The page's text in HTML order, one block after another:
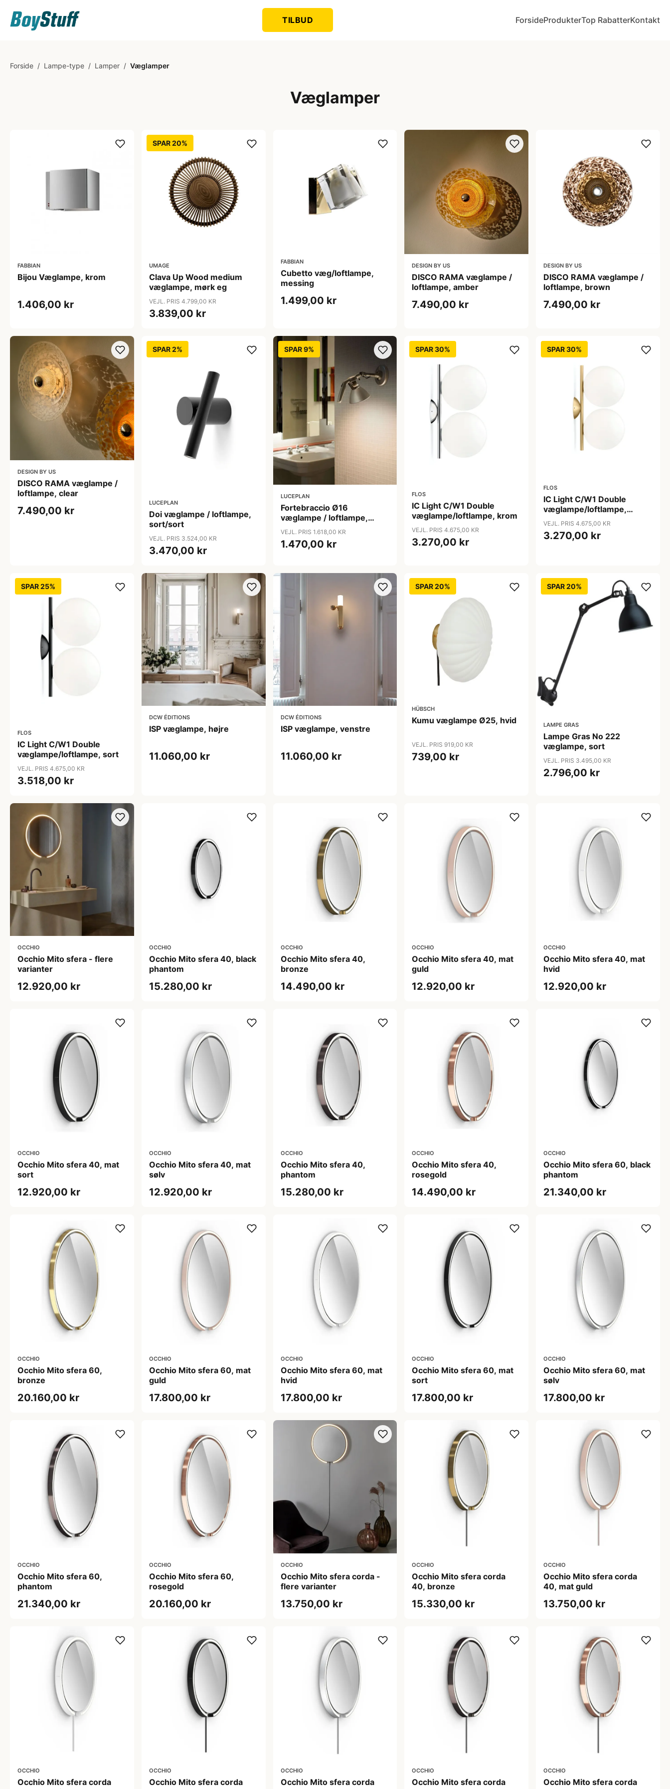
TILBUD ForsideProdukterTop RabatterKontakt
Forside / Lampe-type / Lamper / Væglamper
Væglamper
FABBIAN
Bijou Væglampe, krom
1.406,00 kr
SPAR 20%
UMAGE
Clava Up Wood medium
væglampe, mørk eg
VEJL. PRIS 4.799,00 KR
3.839,00 kr
FABBIAN
Cubetto væg/loftlampe,
messing
1.499,00 kr
DESIGN BY US
DISCO RAMA væglampe /
loftlampe, amber
7.490,00 kr
DESIGN BY US
DISCO RAMA væglampe /
loftlampe, brown
7.490,00 kr
DESIGN BY US
DISCO RAMA væglampe /
loftlampe, clear
7.490,00 kr
SPAR 2%
LUCEPLAN
Doi væglampe / loftlampe,
sort/sort
VEJL. PRIS 3.524,00 KR
3.470,00 kr
SPAR 9%
LUCEPLAN
Fortebraccio Ø16
væglampe / loftlampe,
metal
VEJL. PRIS 1.618,00 KR
1.470,00 kr
SPAR 30%
FLOS
IC Light C/W1 Double
væglampe/loftlampe, krom
VEJL. PRIS 4.675,00 KR
3.270,00 kr
SPAR 30%
FLOS
IC Light C/W1 Double
væglampe/loftlampe,
messing
VEJL. PRIS 4.675,00 KR
3.270,00 kr
SPAR 25%
FLOS
IC Light C/W1 Double
væglampe/loftlampe, sort
VEJL. PRIS 4.675,00 KR
3.518,00 kr
DCW ÉDITIONS
ISP væglampe, højre
11.060,00 kr
DCW ÉDITIONS
ISP væglampe, venstre
11.060,00 kr
SPAR 20%
HÜBSCH
Kumu væglampe Ø25, hvid
VEJL. PRIS 919,00 KR
739,00 kr
SPAR 20%
LAMPE GRAS
Lampe Gras No 222
væglampe, sort
VEJL. PRIS 3.495,00 KR
2.796,00 kr
OCCHIO
Occhio Mito sfera - flere
varianter
12.920,00 kr
OCCHIO
Occhio Mito sfera 40, black
phantom
15.280,00 kr
OCCHIO
Occhio Mito sfera 40,
bronze
14.490,00 kr
OCCHIO
Occhio Mito sfera 40, mat
guld
12.920,00 kr
OCCHIO
Occhio Mito sfera 40, mat
hvid
12.920,00 kr
OCCHIO
Occhio Mito sfera 40, mat
sort
12.920,00 kr
OCCHIO
Occhio Mito sfera 40, mat
sølv
12.920,00 kr
OCCHIO
Occhio Mito sfera 40,
phantom
15.280,00 kr
OCCHIO
Occhio Mito sfera 40,
rosegold
14.490,00 kr
OCCHIO
Occhio Mito sfera 60, black
phantom
21.340,00 kr
OCCHIO
Occhio Mito sfera 60,
bronze
20.160,00 kr
OCCHIO
Occhio Mito sfera 60, mat
guld
17.800,00 kr
OCCHIO
Occhio Mito sfera 60, mat
hvid
17.800,00 kr
OCCHIO
Occhio Mito sfera 60, mat
sort
17.800,00 kr
OCCHIO
Occhio Mito sfera 60, mat
sølv
17.800,00 kr
OCCHIO
Occhio Mito sfera 60,
phantom
21.340,00 kr
OCCHIO
Occhio Mito sfera 60,
rosegold
20.160,00 kr
OCCHIO
Occhio Mito sfera corda -
flere varianter
13.750,00 kr
OCCHIO
Occhio Mito sfera corda
40, bronze
15.330,00 kr
OCCHIO
Occhio Mito sfera corda
40, mat guld
13.750,00 kr
OCCHIO
Occhio Mito sfera corda
OCCHIO
Occhio Mito sfera corda
OCCHIO
Occhio Mito sfera corda
OCCHIO
Occhio Mito sfera corda
OCCHIO
Occhio Mito sfera corda